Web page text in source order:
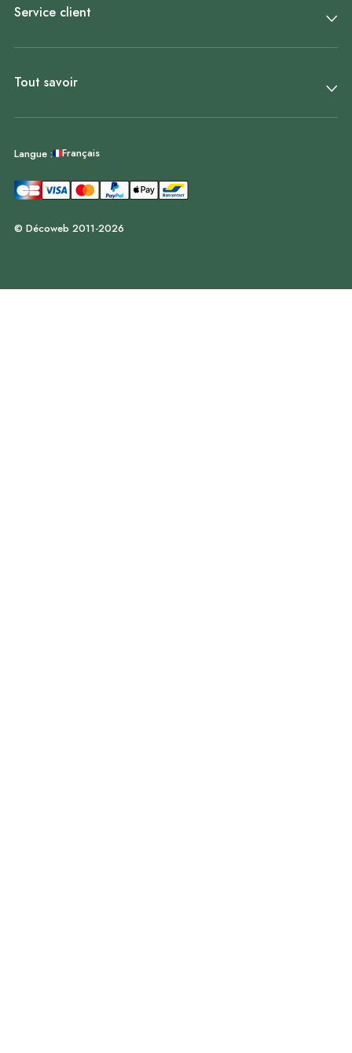
Service client
Tout savoir
Langue : Français
© Décoweb 2011-2026